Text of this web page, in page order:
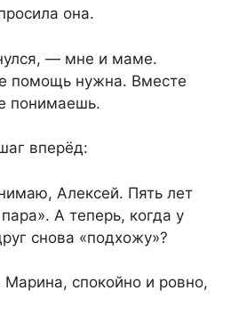
она.
— мне и маме.
помощь нужна. Вместе
понимаешь.
вперёд:
Алексей. Пять лет
А теперь, когда у
снова «подхожу»?
спокойно и ровно,